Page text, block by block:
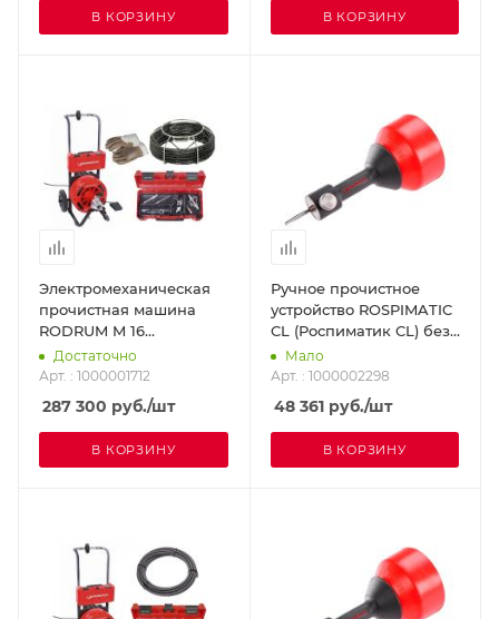
В КОРЗИНУ В КОРЗИНУ
Электромеханическая
прочистная машина
RODRUM M 16
ROTHENBERGER
1000001712
Достаточно
Арт. : 1000001712
287 300 руб./шт
В КОРЗИНУ
Ручное прочистное
устройство ROSPIMATIC
CL (Роспиматик CL) без
электропривода
ROTHENBERGER
Мало
Арт. : 1000002298
48 361руб./шт
В КОРЗИНУ